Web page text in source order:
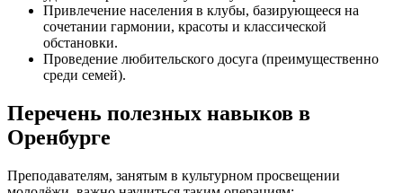
Привлечение населения в клубы, базирующееся на
сочетании гармонии, красоты и классической
обстановки.
Проведение любительского досуга (преимущественно
среди семей).
Перечень полезных навыков в
Оренбурге
Преподавателям, занятым в культурном просвещении